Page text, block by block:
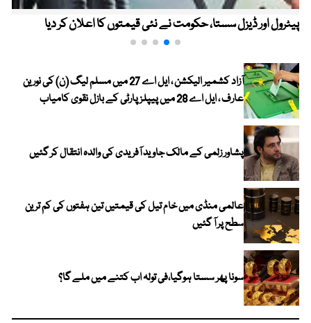
پیٹرول اور ڈیزل سستا، حکومت نے نئی قیمتوں کا اعلان کر دیا
آزاد کشمیر الیکشن ، ایل اے 27 میں مسلم لیگ (ن) کی نورین
عارف ، ایل اے 28 میں پیپلز پارٹی کے بازل نقوی کامیاب
پشاور زلمی کے مالک جاوید آفریدی کی والدہ انتقال کر گئیں
عالمی منڈی میں خام تیل کی قیمتیں تین ہفتوں کی کم ترین
سطح پر آ گئیں
سونا پھر سستا ہوگیا،فی تولہ اب کتنے میں ملے گا؟